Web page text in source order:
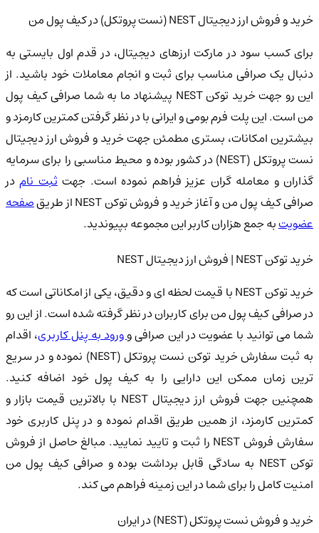
خرید و فروش ارز دیجیتال NEST (نست پروتکل) در کیف پول من
برای کسب سود در مارکت ارزهای دیجیتال، در قدم اول بایستی به
دنبال یک صرافی مناسب برای ثبت و انجام معاملات خود باشید. از
این رو جهت خرید توکن NEST پیشنهاد ما به شما صرافی کیف پول
من است. این پلت فرم بومی و ایرانی با در نظر گرفتن کمترین کارمزد و
بیشترین امکانات، بستری مطمئن جهت خرید و فروش ارز دیجیتال
نست پروتکل (NEST) در کشور بوده و محیط مناسبی را برای سرمایه
گذاران و معامله گران عزیز فراهم نموده است. جهتثبت نامدر
صرافی کیف پول من و آغاز خرید و فروش توکن NEST از طریق
صفحه
عضویتبه جمع هزاران کاربر این مجموعه بپیوندید.
خرید توکن NEST | فروش ارز دیجیتال NEST
خرید توکن NEST با قیمت لحظه ای و دقیق، یکی از امکاناتی است که
در صرافی کیف پول من برای کاربران در نظر گرفته شده است. از این رو
شما می توانید با عضویت در این صرافی وورود به پنل کاربری، اقدام
به ثبت سفارش خرید توکن نست پروتکل (NEST) نموده و در سریع
ترین زمان ممکن این دارایی را به کیف پول خود اضافه کنید.
همچنین جهت فروش ارز دیجیتال NEST با بالاترین قیمت بازار و
کمترین کارمزد، از همین طریق اقدام نموده و در پنل کاربری خود
سفارش فروش NEST را ثبت و تایید نمایید. مبالغ حاصل از فروش
توکن NEST به سادگی قابل برداشت بوده و صرافی کیف پول من
امنیت کامل را برای شما در این زمینه فراهم می کند.
خرید و فروش نست پروتکل (NEST) در ایران